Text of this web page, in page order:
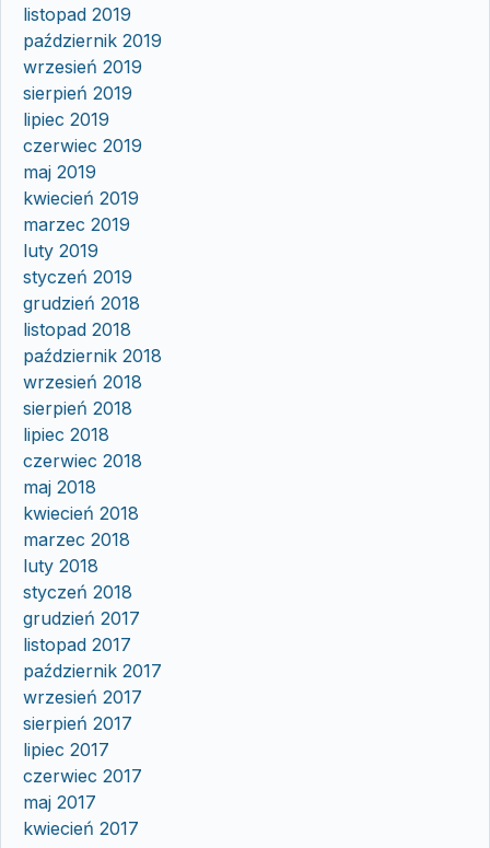
listopad 2019
październik 2019
wrzesień 2019
sierpień 2019
lipiec 2019
czerwiec 2019
maj 2019
kwiecień 2019
marzec 2019
luty 2019
styczeń 2019
grudzień 2018
listopad 2018
październik 2018
wrzesień 2018
sierpień 2018
lipiec 2018
czerwiec 2018
maj 2018
kwiecień 2018
marzec 2018
luty 2018
styczeń 2018
grudzień 2017
listopad 2017
październik 2017
wrzesień 2017
sierpień 2017
lipiec 2017
czerwiec 2017
maj 2017
kwiecień 2017